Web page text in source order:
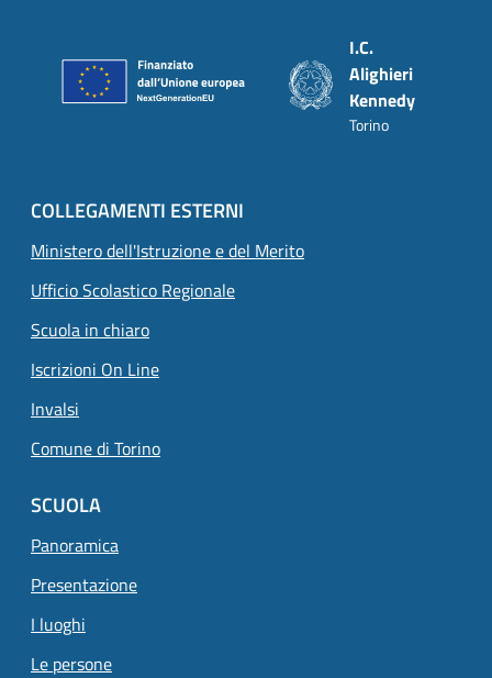
I.C.
Alighieri
Kennedy
Torino
COLLEGAMENTI ESTERNI
Ministero dell'Istruzione e del Merito
Ufficio Scolastico Regionale
Scuola in chiaro
Iscrizioni On Line
Invalsi
Comune di Torino
SCUOLA
Panoramica
Presentazione
I luoghi
Le persone